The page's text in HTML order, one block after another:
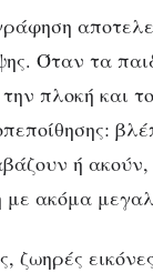
Όταν τα
πλοκή και
ή
με ακόμα